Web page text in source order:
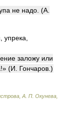
не надо. (А.
заложу или
(И. Гончаров.)
А. П. Окунева,